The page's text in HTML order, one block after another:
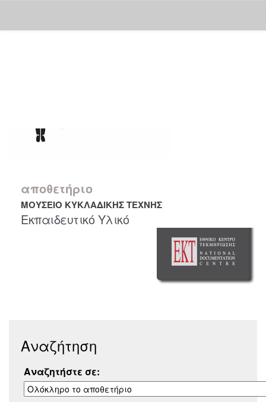
αποθετήριο
ΜΟΥΣΕΙΟ ΚΥΚΛΑΔΙΚΗΣ ΤΕΧΝΗΣ
Εκπαιδευτικό Υλικό
Αναζήτηση
Αναζητήστε σε: